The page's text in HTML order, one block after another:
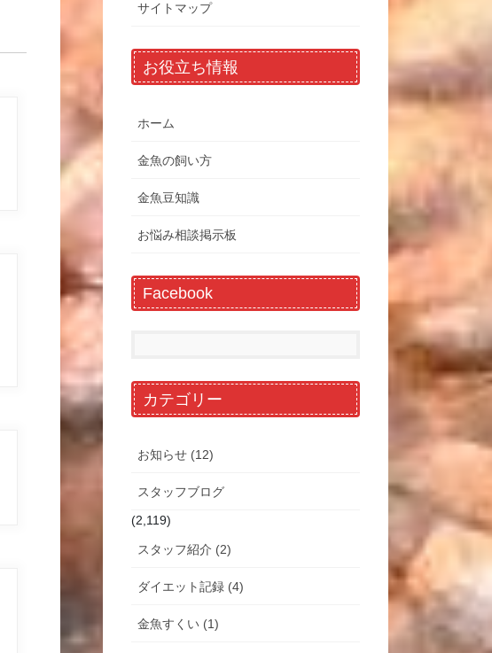
サイトマップ
お役立ち情報
ホーム
金魚の飼い方
金魚豆知識
お悩み相談掲示板
Facebook
カテゴリー
お知らせ (12)
スタッフブログ
(2,119)
スタッフ紹介 (2)
ダイエット記録 (4)
金魚すくい (1)